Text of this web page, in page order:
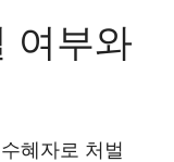
여부와
혜자로 처벌